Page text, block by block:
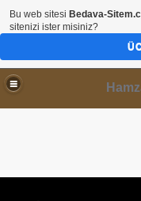
Bu web sitesi Bedava-
sitenizi ister misiniz?